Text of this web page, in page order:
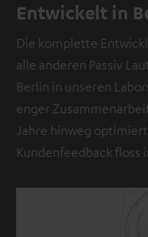
Entwickelt in
Die komplette
alle anderen Passiv
Berlin in unseren
enger
Jahre hinweg
Kundenfeedback floss